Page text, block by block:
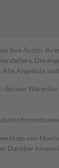
Ihre Ärztin,
Die
Angebote
von
Darüber